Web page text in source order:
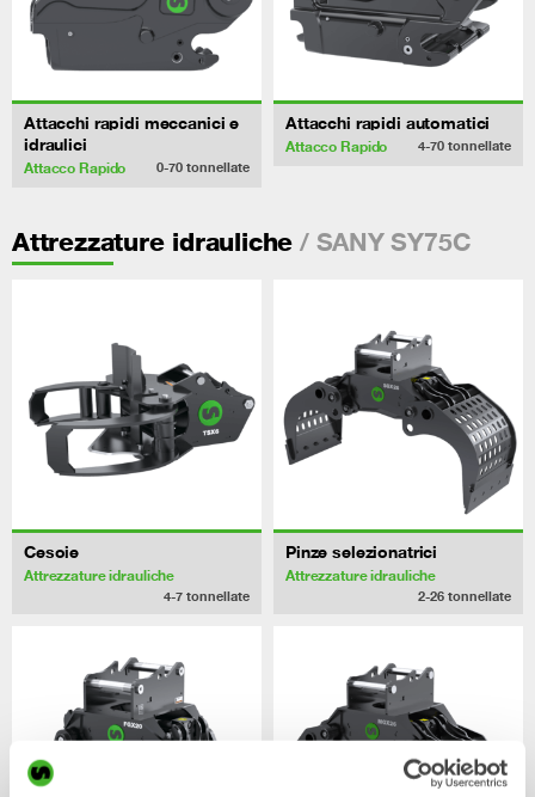
Attacchi rapidi meccanici e
idraulici
Attacco Rapido 0-70 tonnellate
Attacchi rapidi automatici
Attacco Rapido 4-70 tonnellate
Attrezzature idrauliche / SANY SY75C
Cesoie
Attrezzature idrauliche
4-7 tonnellate
Pinze selezionatrici
Attrezzature idrauliche
2-26 tonnellate